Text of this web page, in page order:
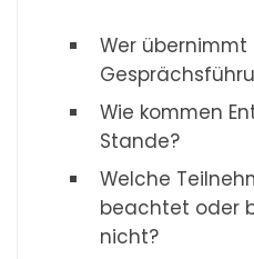
Wer übernimmt
Wie kommen
Stande?
Welche
beachtet oder
nicht?